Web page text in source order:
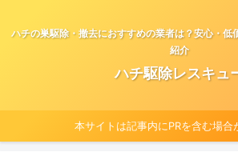
ハチの巣駆除・撤去におすすめの業者は？安心・低
紹介
ハチ駆除レスキュ
本サイトは記事内にPRを含む場合